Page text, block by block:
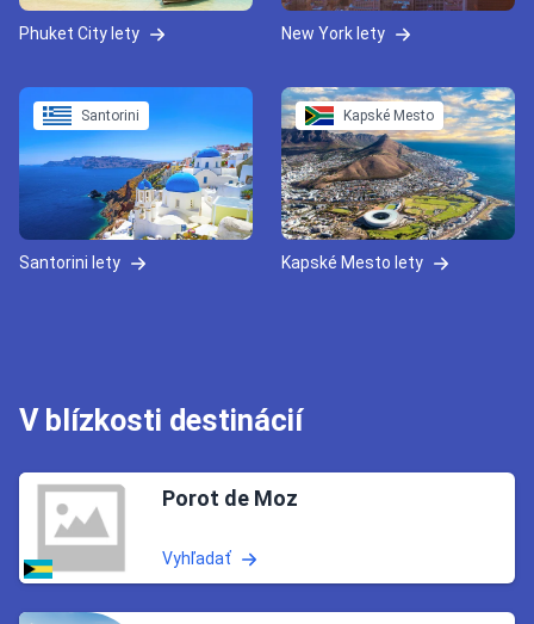
Phuket City lety New York lety
Santorini
Santorini lety
Kapské Mesto
Kapské Mesto lety
V blízkosti destinácií
Porot de Moz
Vyhľadať